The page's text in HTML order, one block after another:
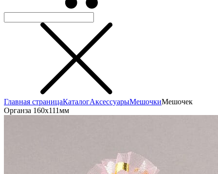
Главная страницаКаталогАксеcсуарыМешочкиМешочек
Органза 160x111мм